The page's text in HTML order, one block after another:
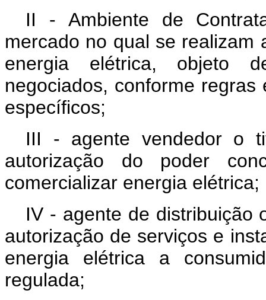
II - Ambiente de
mercado no qual se realizam
energia elétrica, objeto
negociados, conforme
específicos;
III - agente vendedor o
autorização do poder
comercializar energia elétrica;
IV - agente de distribuição
autorização de serviços e
energia elétrica a
regulada;